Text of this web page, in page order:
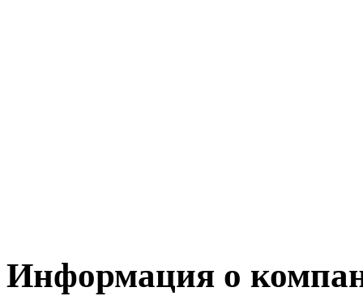
Информация о